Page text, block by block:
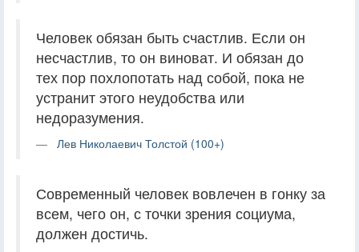
Человек обязан быть счастлив. Если он
несчастлив, то он виноват. И обязан до
тех пор похлопотать над собой, пока не
устранит этого неудобства или
недоразумения.
Лев Николаевич Толстой (100+)
Современный человек вовлечен в гонку за
всем, чего он, с точки зрения социума,
должен достичь.